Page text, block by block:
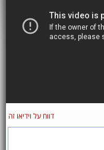
דווח על וידיאו זה